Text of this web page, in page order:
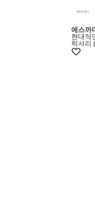
에스까
현대적
럭셔리